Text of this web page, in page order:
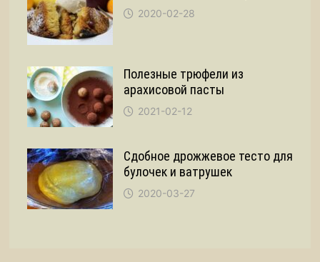
2020-02-28
Полезные трюфели из
арахисовой пасты
2021-02-12
Сдобное дрожжевое тесто для
булочек и ватрушек
2020-03-27